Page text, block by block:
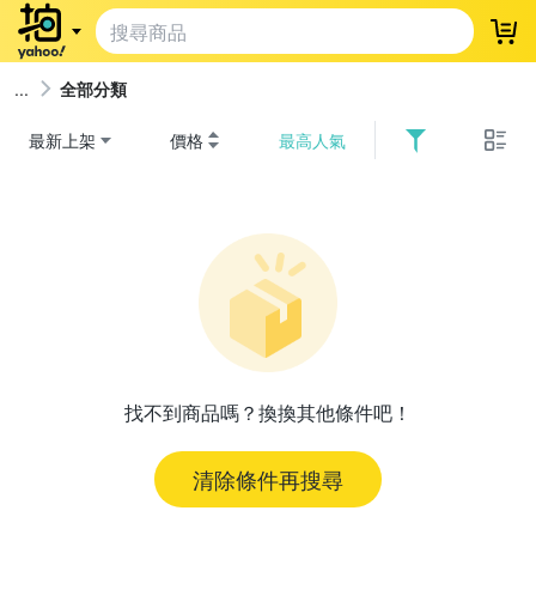
登
全部分類
最新上架 價格 最高人氣
找不到商品嗎？換換其他條件吧！
清除條件再搜尋